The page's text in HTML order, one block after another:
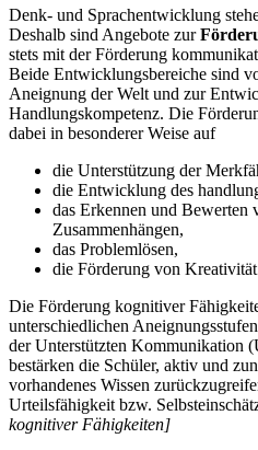
Denk- und Sprachentwicklung
Deshalb sind Angebote zur
stets mit der Förderung
Beide Entwicklungsbereiche sind
Aneignung der Welt und zur
Handlungskompetenz. Die
dabei in besonderer Weise auf
die Unterstützung der
die Entwicklung des
das Erkennen und Bewerten
Zusammenhängen,
das Problemlösen,
die Förderung von
Die Förderung kognitiver
unterschiedlichen
der Unterstützten Kommunikation
bestärken die Schüler, aktiv und
vorhandenes Wissen
Urteilsfähigkeit bzw.
kognitiver Fähigkeiten]